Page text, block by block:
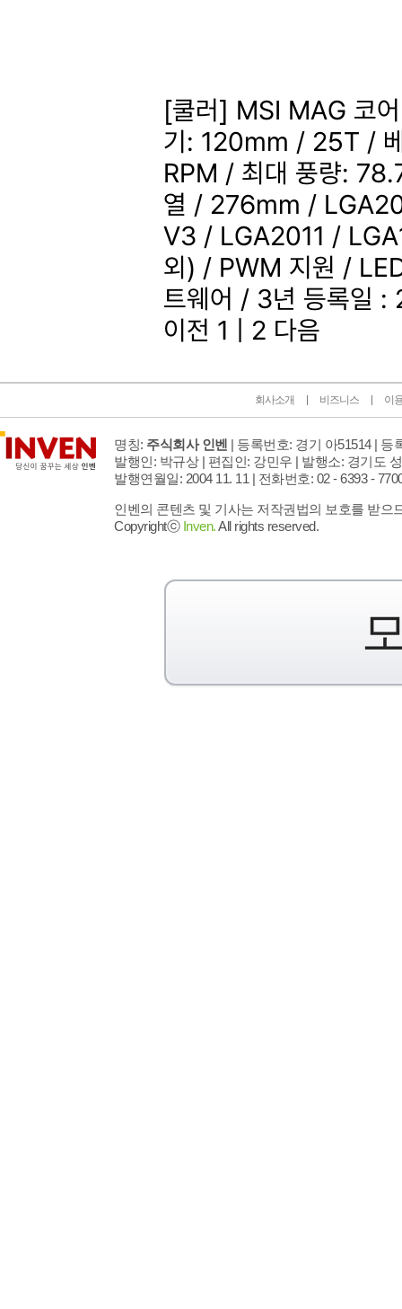
[쿨러] MSI MAG 코
기: 120mm / 25T /
RPM / 최대 풍량:
열 / 276mm /
V3 / LGA2011 /
외) / PWM 지원 /
트웨어 / 3년 등록일
이전 1 2 다음
회사소개 비즈니스 이
명칭: 주식회사 인벤 | 등록번호: 경기 아51514 | 등
발행인: 박규상 | 편집인: 강민우 | 발행소: 경기도
발행연월일: 2004 11. 11 | 전화번호: 02 - 6393 -
인벤의 콘텐츠 및 기사는 저작권법의 보호를 받으
Copyrightⓒ Inven.All rights reserved.